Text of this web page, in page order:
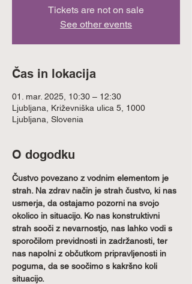
Tickets are not on sale
See other events
Čas in lokacija
01. mar. 2025, 10:30 – 12:30
Ljubljana, Križevniška ulica 5, 1000
Ljubljana, Slovenia
O dogodku
Čustvo povezano z vodnim elementom je
strah. Na zdrav način je strah čustvo, ki nas
usmerja, da ostajamo pozorni na svojo
okolico in situacijo. Ko nas konstruktivni
strah sooči z nevarnostjo, nas lahko vodi s
sporočilom previdnosti in zadržanosti, ter
nas napolni z občutkom pripravljenosti in
poguma, da se soočimo s kakršno koli
situacijo.